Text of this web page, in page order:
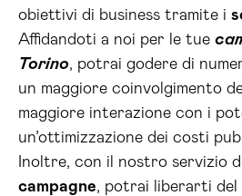
obiettivi di business tramite i
Affidandoti a noi per le tue
Torino, potrai godere di
un maggiore coinvolgimento
maggiore interazione con i
un’ottimizzazione dei costi
Inoltre, con il nostro servizio
campagne, potrai liberarti del